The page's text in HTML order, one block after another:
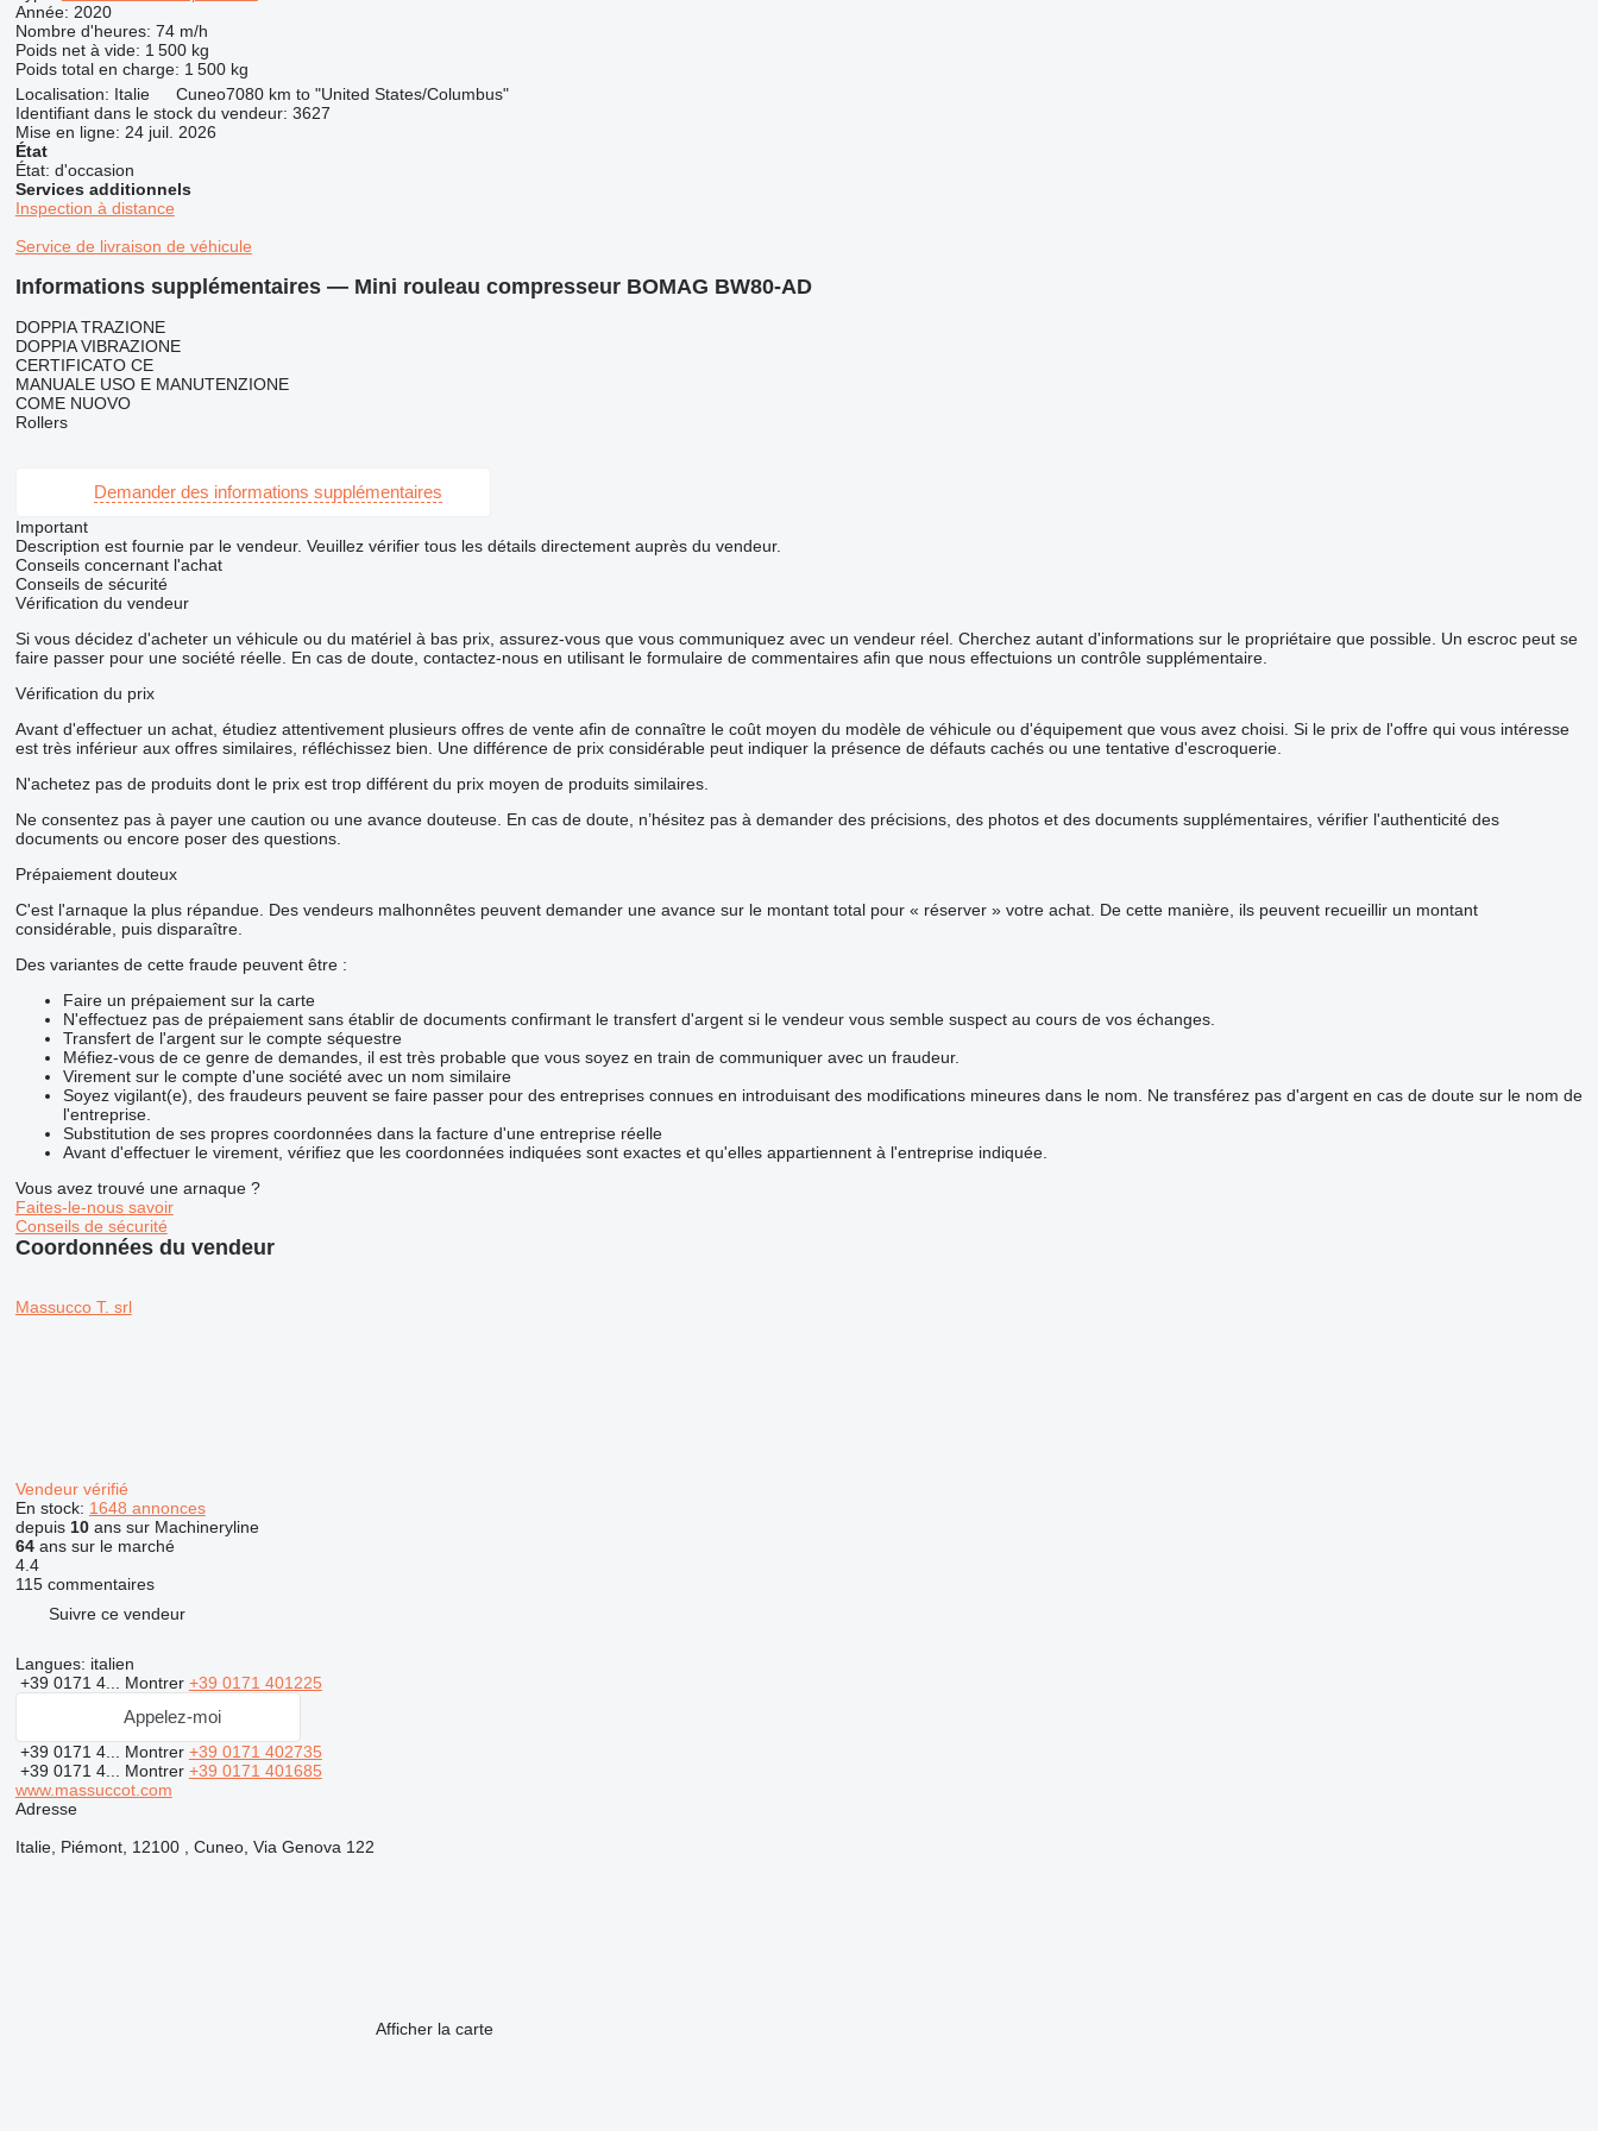
Année: 2020
Nombre d'heures: 74 m/h
Poids net à vide: 1 500 kg
Poids total en charge: 1 500 kg
Localisation: Italie Cuneo7080 km to "United States/Columbus"
Identifiant dans le stock du vendeur: 3627
Mise en ligne: 24 juil. 2026
État
État: d'occasion
Services additionnels
Inspection à distance
Service de livraison de véhicule
Informations supplémentaires — Mini rouleau compresseur BOMAG BW80-AD
DOPPIA TRAZIONE
DOPPIA VIBRAZIONE
CERTIFICATO CE
MANUALE USO E MANUTENZIONE
COME NUOVO
Rollers
Demander des informations supplémentaires
Important
Description est fournie par le vendeur. Veuillez vérifier tous les détails directement auprès du vendeur.
Conseils concernant l'achat
Conseils de sécurité
Vérification du vendeur
Si vous décidez d'acheter un véhicule ou du matériel à bas prix, assurez-vous que vous communiquez avec un vendeur réel. Cherchez autant d'informations sur le propriétaire que possible. Un escroc peut se
faire passer pour une société réelle. En cas de doute, contactez-nous en utilisant le formulaire de commentaires afin que nous effectuions un contrôle supplémentaire.
Vérification du prix
Avant d'effectuer un achat, étudiez attentivement plusieurs offres de vente afin de connaître le coût moyen du modèle de véhicule ou d'équipement que vous avez choisi. Si le prix de l'offre qui vous intéresse
est très inférieur aux offres similaires, réfléchissez bien. Une différence de prix considérable peut indiquer la présence de défauts cachés ou une tentative d'escroquerie.
N'achetez pas de produits dont le prix est trop différent du prix moyen de produits similaires.
Ne consentez pas à payer une caution ou une avance douteuse. En cas de doute, n’hésitez pas à demander des précisions, des photos et des documents supplémentaires, vérifier l'authenticité des
documents ou encore poser des questions.
Prépaiement douteux
C'est l'arnaque la plus répandue. Des vendeurs malhonnêtes peuvent demander une avance sur le montant total pour « réserver » votre achat. De cette manière, ils peuvent recueillir un montant
considérable, puis disparaître.
Des variantes de cette fraude peuvent être :
Faire un prépaiement sur la carte
N'effectuez pas de prépaiement sans établir de documents confirmant le transfert d'argent si le vendeur vous semble suspect au cours de vos échanges.
Transfert de l'argent sur le compte séquestre
Méfiez-vous de ce genre de demandes, il est très probable que vous soyez en train de communiquer avec un fraudeur.
Virement sur le compte d'une société avec un nom similaire
Soyez vigilant(e), des fraudeurs peuvent se faire passer pour des entreprises connues en introduisant des modifications mineures dans le nom. Ne transférez pas d'argent en cas de doute sur le nom de
l'entreprise.
Substitution de ses propres coordonnées dans la facture d'une entreprise réelle
Avant d'effectuer le virement, vérifiez que les coordonnées indiquées sont exactes et qu'elles appartiennent à l'entreprise indiquée.
Vous avez trouvé une arnaque ?
Faites-le-nous savoir
Conseils de sécurité
Coordonnées du vendeur
Massucco T. srl
Vendeur vérifié
En stock: 1648 annonces
depuis 10ans sur Machineryline
64ans sur le marché
4.4
115 commentaires
Suivre ce vendeur
Langues: italien
+39 0171 4... Montrer +39 0171 401225
Appelez-moi
+39 0171 4... Montrer +39 0171 402735
+39 0171 4... Montrer +39 0171 401685
www.massuccot.com
Adresse
Italie, Piémont, 12100 , Cuneo, Via Genova 122
Afficher la carte